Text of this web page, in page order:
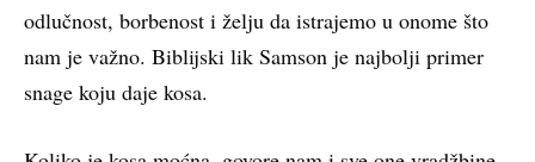
odlučnost, borbenost i želju da istrajemo u onome što
nam je važno. Biblijski lik Samson je najbolji primer
snage koju daje kosa.